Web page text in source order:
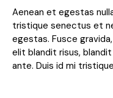
Aenean et egestas
tristique senectus et
egestas. Fusce
elit blandit risus,
ante. Duis id mi